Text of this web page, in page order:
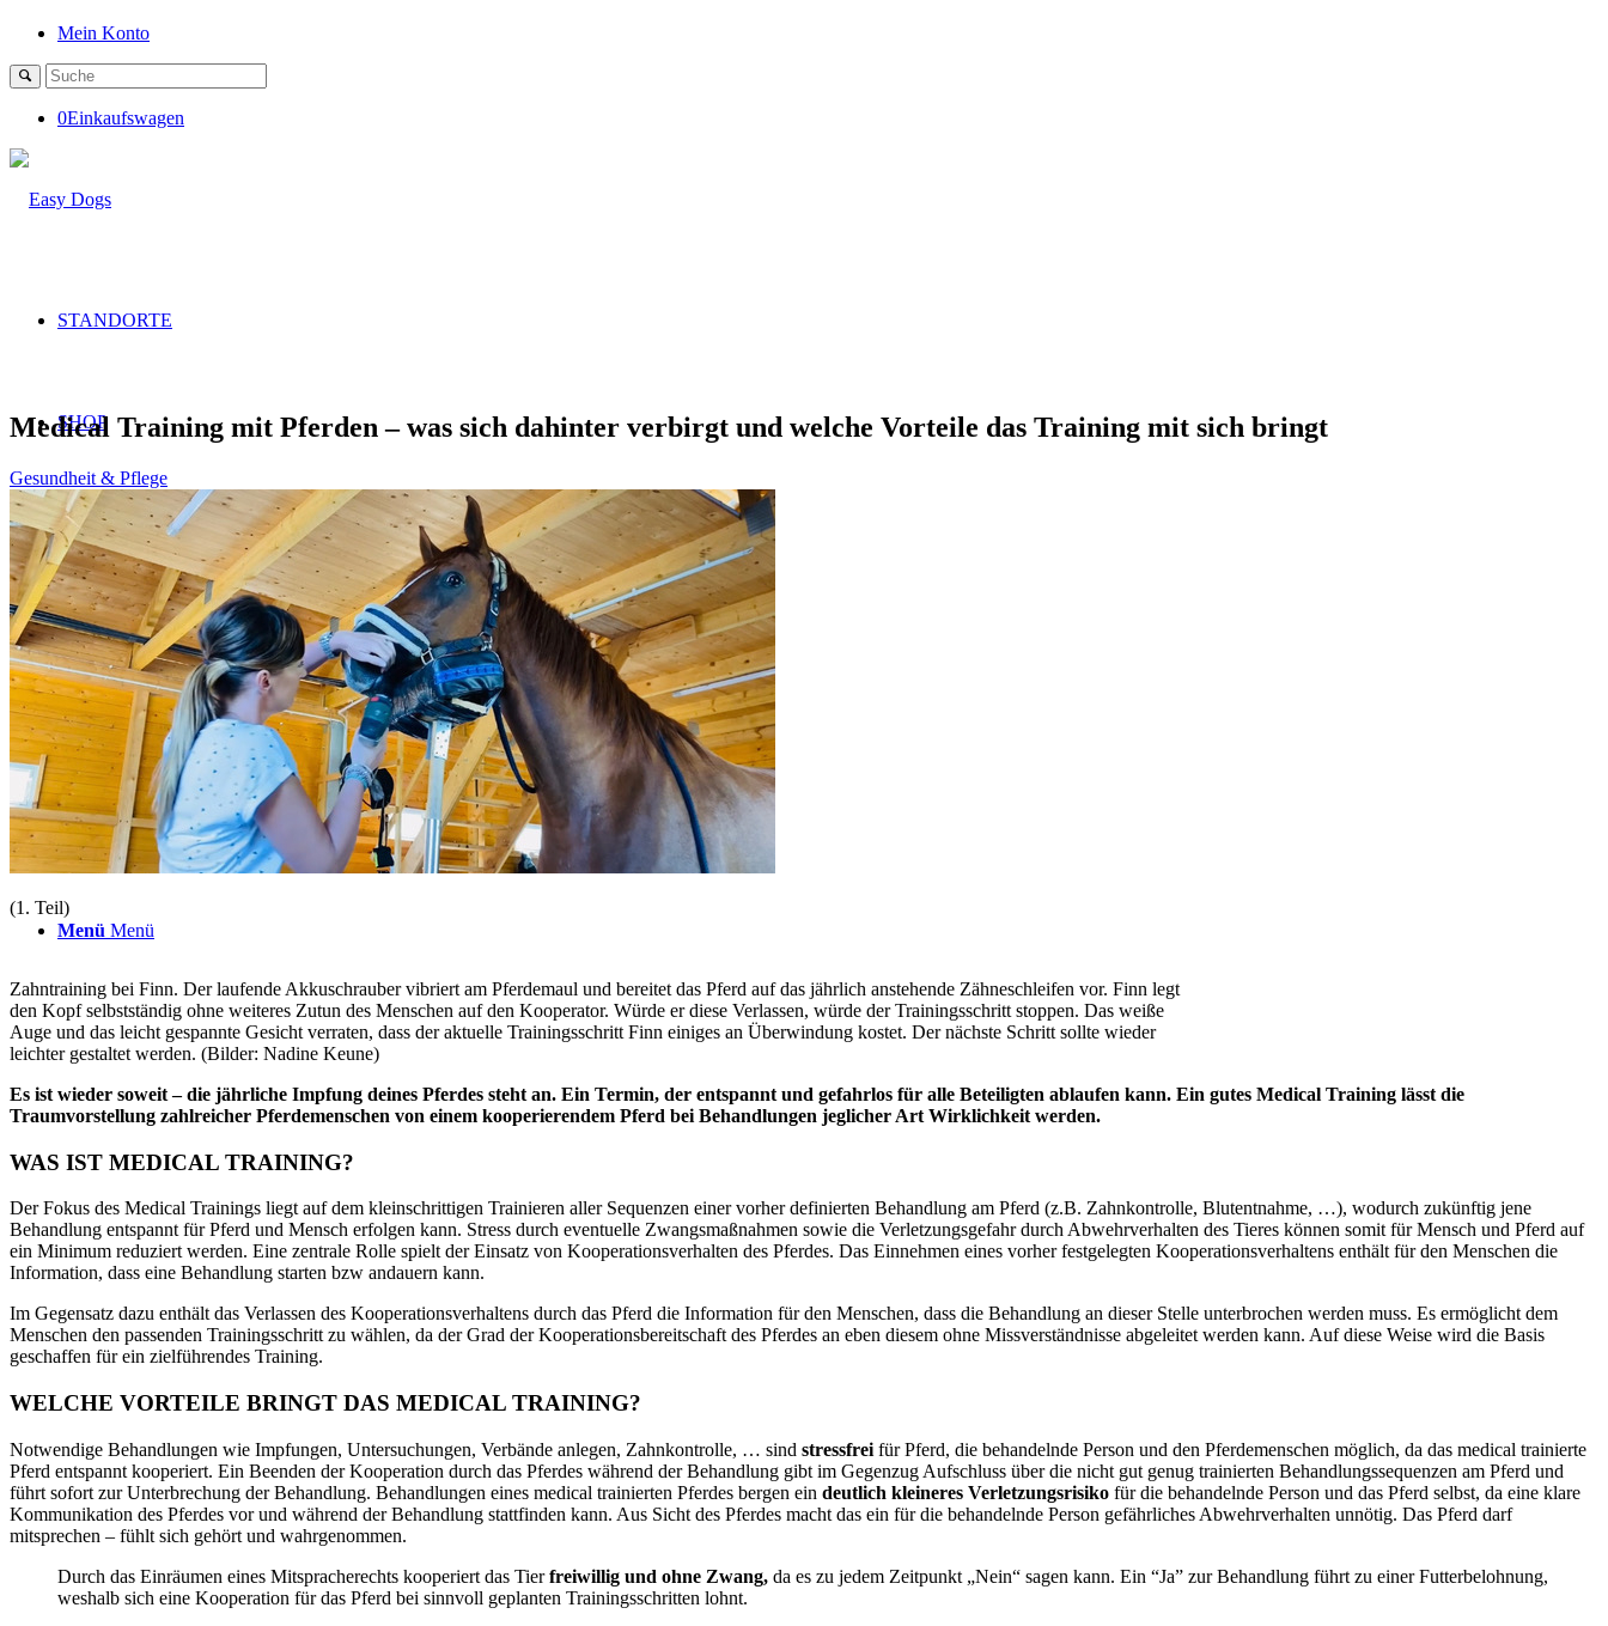
Mein Konto
0Einkaufswagen
STANDORTE
SHOP
BLOG
TERMINE
ÜBER UNS
Suche
Menü Menü
Medical Training mit Pferden – was sich dahinter verbirgt und welche Vorteile das Training mit sich bringt
Gesundheit & Pflege
(1. Teil)
Zahntraining bei Finn. Der laufende Akkuschrauber vibriert am Pferdemaul und bereitet das Pferd auf das jährlich anstehende Zähneschleifen vor. Finn legt
den Kopf selbstständig ohne weiteres Zutun des Menschen auf den Kooperator. Würde er diese Verlassen, würde der Trainingsschritt stoppen. Das weiße
Auge und das leicht gespannte Gesicht verraten, dass der aktuelle Trainingsschritt Finn einiges an Überwindung kostet. Der nächste Schritt sollte wieder
leichter gestaltet werden. (Bilder: Nadine Keune)
Es ist wieder soweit – die jährliche Impfung deines Pferdes steht an. Ein Termin, der entspannt und gefahrlos für alle Beteiligten ablaufen kann. Ein gutes Medical Training lässt die
Traumvorstellung zahlreicher Pferdemenschen von einem kooperierendem Pferd bei Behandlungen jeglicher Art Wirklichkeit werden.
WAS IST MEDICAL TRAINING?
Der Fokus des Medical Trainings liegt auf dem kleinschrittigen Trainieren aller Sequenzen einer vorher definierten Behandlung am Pferd (z.B. Zahnkontrolle, Blutentnahme, …), wodurch zukünftig jene
Behandlung entspannt für Pferd und Mensch erfolgen kann. Stress durch eventuelle Zwangsmaßnahmen sowie die Verletzungsgefahr durch Abwehrverhalten des Tieres können somit für Mensch und Pferd auf
ein Minimum reduziert werden. Eine zentrale Rolle spielt der Einsatz von Kooperationsverhalten des Pferdes. Das Einnehmen eines vorher festgelegten Kooperationsverhaltens enthält für den Menschen die
Information, dass eine Behandlung starten bzw andauern kann.
Im Gegensatz dazu enthält das Verlassen des Kooperationsverhaltens durch das Pferd die Information für den Menschen, dass die Behandlung an dieser Stelle unterbrochen werden muss. Es ermöglicht dem
Menschen den passenden Trainingsschritt zu wählen, da der Grad der Kooperationsbereitschaft des Pferdes an eben diesem ohne Missverständnisse abgeleitet werden kann. Auf diese Weise wird die Basis
geschaffen für ein zielführendes Training.
WELCHE VORTEILE BRINGT DAS MEDICAL TRAINING?
Notwendige Behandlungen wie Impfungen, Untersuchungen, Verbände anlegen, Zahnkontrolle, … sind stressfrei für Pferd, die behandelnde Person und den Pferdemenschen möglich, da das medical trainierte
Pferd entspannt kooperiert. Ein Beenden der Kooperation durch das Pferdes während der Behandlung gibt im Gegenzug Aufschluss über die nicht gut genug trainierten Behandlungssequenzen am Pferd und
führt sofort zur Unterbrechung der Behandlung. Behandlungen eines medical trainierten Pferdes bergen ein deutlich kleineres Verletzungsrisiko für die behandelnde Person und das Pferd selbst, da eine klare
Kommunikation des Pferdes vor und während der Behandlung stattfinden kann. Aus Sicht des Pferdes macht das ein für die behandelnde Person gefährliches Abwehrverhalten unnötig. Das Pferd darf
mitsprechen – fühlt sich gehört und wahrgenommen.
Durch das Einräumen eines Mitspracherechts kooperiert das Tierfreiwillig und ohne Zwang, da es zu jedem Zeitpunkt „Nein“ sagen kann. Ein “Ja” zur Behandlung führt zu einer Futterbelohnung,
weshalb sich eine Kooperation für das Pferd bei sinnvoll geplanten Trainingsschritten lohnt.